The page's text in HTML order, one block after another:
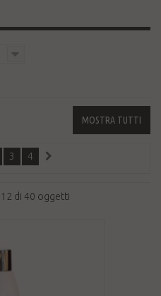
MOSTRA TUTTI
3 4
di 40 oggetti